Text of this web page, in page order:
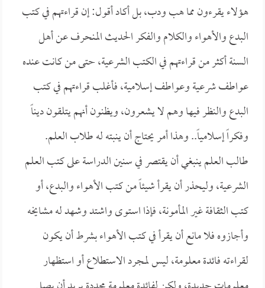
هؤلاء يقرءون مما هب ودب، بل أكاد أقول: إن قراءتهم في كتب
البدع والأهواء والكلام والفكر الحديث المنحرف عن أهل
السنة أكثر من قراءتهم في الكتب الشرعية، حتى من كانت عنده
عواطف شرعية وعواطف إسلامية، فأغلب قراءتهم في كتب
البدع والنظر فيها وهم لا يشعرون، ويظنون أنهم يتلقون ديناً
وفكراً إسلامياً.. وهذا أمر يحتاج أن ينبته له طلاب العلم.
طالب العلم ينبغي أن يقتصر في سنين الدراسة على كتب العلم
الشرعية، وليحذر أن يقرأ شيئاً من كتب الأهواء والبدع، أو
كتب الثقافة غير المأمونة، فإذا استوى واشتد وشهد له مشايخه
وأجازوه فلا مانع أن يقرأ في كتب الأهواء بشرط أن يكون
لقراءته فائدة معلومة، ليس لمجرد الاستطلاع أو استظهار